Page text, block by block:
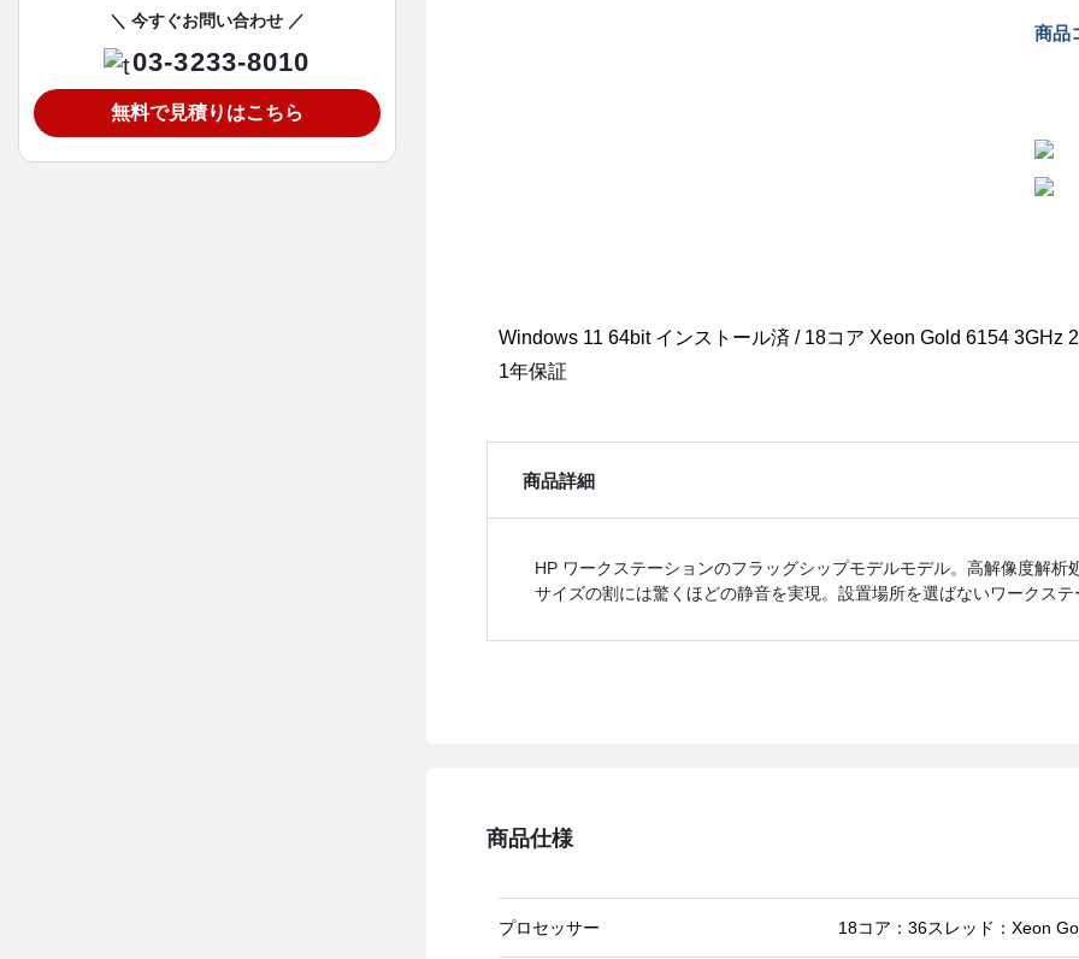
商品
Windows 11 64bit インストール済 / 18コア Xeon Gold 6154 3GHz
1年保証
商品詳細
HP ワークステーションのフラッグシップモデルモデル。高解像度解
サイズの割には驚くほどの静音を実現。設置場所を選ばないワークステ
商品仕様
プロセッサー 18コア：36スレッド：Xeon
＼ 今すぐお問い合わせ ／
03-3233-8010
無料で見積りはこちら